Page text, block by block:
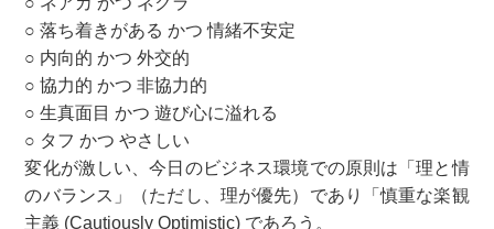
○ 落ち着きがある かつ 情緒不安定
○ 内向的 かつ 外交的
○ 協力的 かつ 非協力的
○ 生真面目 かつ 遊び心に溢れる
○ タフ かつ やさしい
変化が激しい、今日のビジネス環境での原則は「理と情
のバランス」（ただし、理が優先）であり「慎重な楽観
主義 (Cautiously Optimistic) であろう。